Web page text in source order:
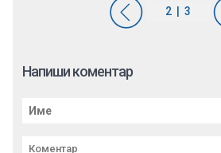
Напиши коментар